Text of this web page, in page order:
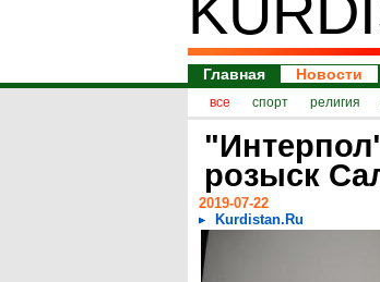
Главная Новости
все спорт религия
розыск
2019-07-22
Kurdistan.Ru